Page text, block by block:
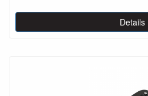
Details